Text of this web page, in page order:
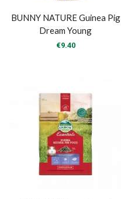
BUNNY NATURE Guinea Pig
Dream Young
€9.40